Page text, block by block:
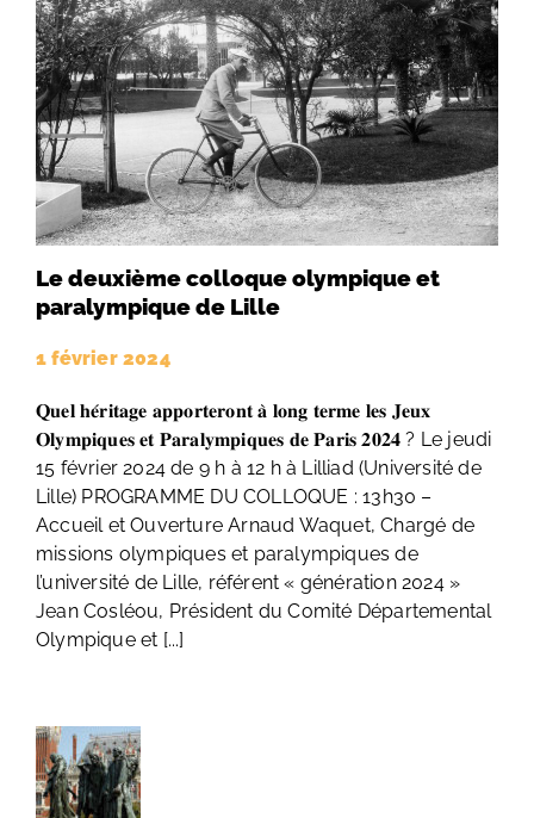
Le deuxième colloque olympique et
paralympique de Lille
1 février 2024
𝐐𝐮𝐞𝐥 𝐡𝐞́𝐫𝐢𝐭𝐚𝐠𝐞 𝐚𝐩𝐩𝐨𝐫𝐭𝐞𝐫𝐨𝐧𝐭 𝐚̀ 𝐥𝐨𝐧𝐠 𝐭𝐞𝐫𝐦𝐞 𝐥𝐞𝐬 𝐉𝐞𝐮𝐱
𝐎𝐥𝐲𝐦𝐩𝐢𝐪𝐮𝐞𝐬 𝐞𝐭 𝐏𝐚𝐫𝐚𝐥𝐲𝐦𝐩𝐢𝐪𝐮𝐞𝐬 𝐝𝐞 𝐏𝐚𝐫𝐢𝐬 𝟐𝟎𝟐𝟒 ? Le jeudi
15 février 2024 de 9 h à 12 h à Lilliad (Université de
Lille) PROGRAMME DU COLLOQUE : 13h30 –
Accueil et Ouverture Arnaud Waquet, Chargé de
missions olympiques et paralympiques de
l’université de Lille, référent « génération 2024 »
Jean Cosléou, Président du Comité Départemental
Olympique et [...]